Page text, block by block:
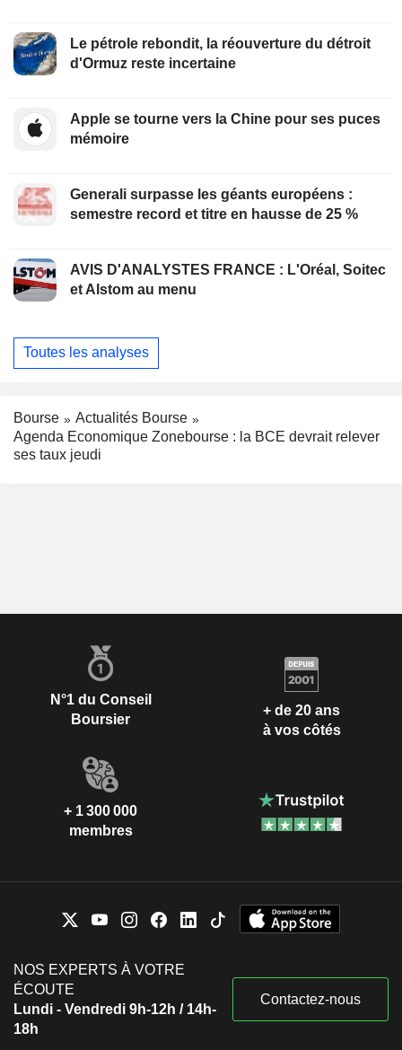
Le pétrole rebondit, la réouverture du détroit
d'Ormuz reste incertaine
Apple se tourne vers la Chine pour ses puces
mémoire
Generali surpasse les géants européens :
semestre record et titre en hausse de 25 %
AVIS D'ANALYSTES FRANCE : L'Oréal, Soitec
et Alstom au menu
Toutes les analyses
Bourse
Actualités Bourse
Agenda Economique Zonebourse : la BCE devrait relever
ses taux jeudi
N°1 du Conseil
Boursier
+ de 20 ans
à vos côtés
+ 1 300 000
membres
NOS EXPERTS À VOTRE
ÉCOUTE
Lundi - Vendredi 9h-12h / 14h-
18h
Contactez-nous